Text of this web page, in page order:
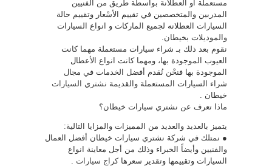
مستعملة أو العطلانة بواسطة طريق من الفنيين
المدربين والمتخصصين في تقييم الأسْعار وتقييم حالة
السيارات العطلانه لجميع الماركات و انواع السيارات
والموديلات بخيطان.
نقوم بعد ذلك بـ شراء سيارات مستعملة مهما كانت
العيوب الموجودة بها، ومهما كانت انواع الأعطال
الموجودة بها فنحْن نُقدم أفضل الخدمات في مجال
شراء السيارات المستعملة والقديمة نشتري السيارات
خيطان .
ماذا تعرف عن نشتري سيارات خيطان؟
يتميز بالعديد والعديد من المميزات والمزايا التالية:
● نمتلك في شركة نشتري سيارات خيطان أفضل العمال
والفنيين وأيضاً الخبراء وذلك من أجل معاينة انواع
السيارات وتقييمها وتقدير سعرهاكراج سيارات